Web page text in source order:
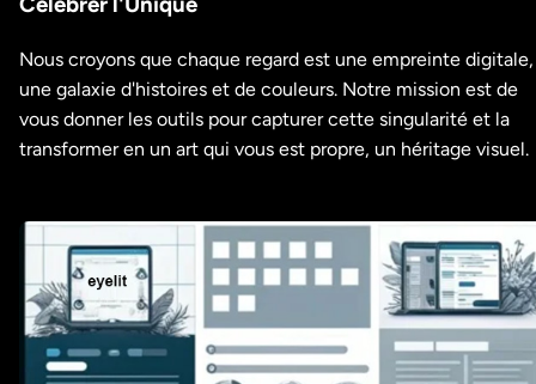
Nous croyons que chaque regard est une empreinte digitale,
une galaxie d'histoires et de couleurs. Notre mission est de
vous donner les outils pour capturer cette singularité et la
transformer en un art qui vous est propre, un héritage visuel.